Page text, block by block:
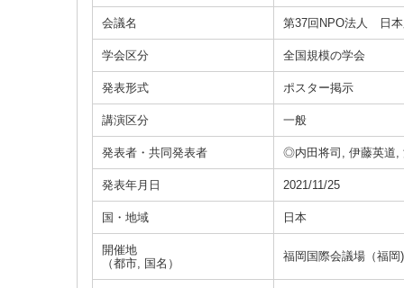
会議名 第37回NPO法人 日本
学会区分 全国規模の学会
発表形式 ポスター掲示
講演区分 一般
発表者・共同発表者 ◎内田将司, 伊藤英道,
発表年月日 2021/11/25
国・地域 日本
開催地
（都市, 国名）
福岡国際会議場（福岡